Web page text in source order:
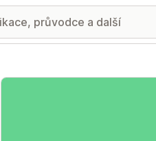
Galerie propagovaných obrázků